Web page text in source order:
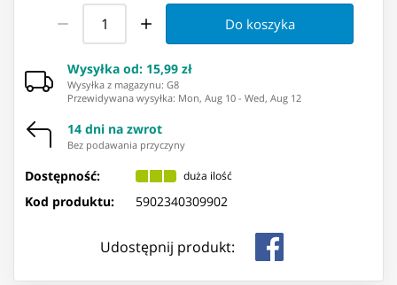
Do koszyka
Wysyłka od: 15,99 zł
Wysyłka z magazynu: ⁨G8⁩
Przewidywana wysyłka: Mon, Aug 10 - Wed, Aug 12
14 dni na zwrot
Bez podawania przyczyny
Dostępność: duża ilość
Kod produktu: 5902340309902
Udostępnij produkt: